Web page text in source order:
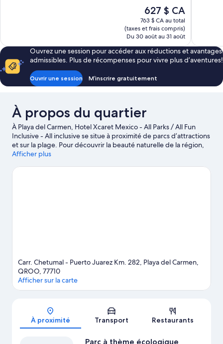
Le
prix
est
de
627 $ CA
627 $ CA
763 $ CA au total
(taxes et frais compris)
Du 30 août au 31 août
Ouvrez une session pour accéder aux réductions et avantages
admissibles. Plus de récompenses pour vivre plus d’aventures!
Ouvrir une session M’inscrire gratuitement
À propos du quartier
À Playa del Carmen, Hotel Xcaret Mexico - All Parks / All Fun
Inclusive - All inclusive se situe à proximité de parcs d’attractions
et sur la plage. Pour découvrir la beauté naturelle de la région,
rendez-vous à ces sites : Cenote Santa Cruz et Cenote Chaak
thème écologique Xcaret. Vous voyagez avec des enfants?
Afficher plus
Carr. Chetumal - Puerto Juarez Km. 282, Playa del Carmen,
QROO, 77710
Afficher sur la carte
À proximité Transport Restaurants
Parc à thème écologique